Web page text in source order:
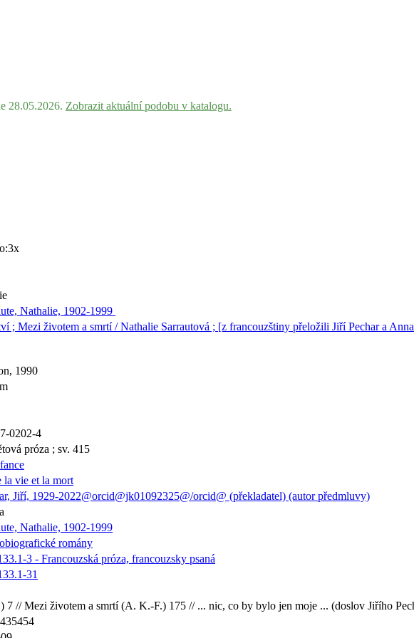
28.05.2026. Zobrazit aktuální podobu v katalogu.
Nathalie, 1902-1999
; Mezi životem a smrtí / Nathalie Sarrautová ; [z francouzštiny přeložili Jiří Pechar a
1990
0202-4
próza ; sv. 415
la vie et la mort
Jiří, 1929-2022@orcid@jk01092325@/orcid@ (překladatel) (autor předmluvy)
Nathalie, 1902-1999
romány
3 - Francouzská próza, francouzsky psaná
31
7 // Mezi životem a smrtí (A. K.-F.) 175 // ... nic, co by bylo jen moje ... (doslov Jiřího